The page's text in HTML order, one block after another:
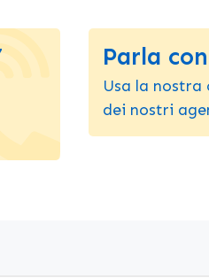
Parla
Usa la nostra
dei nostri